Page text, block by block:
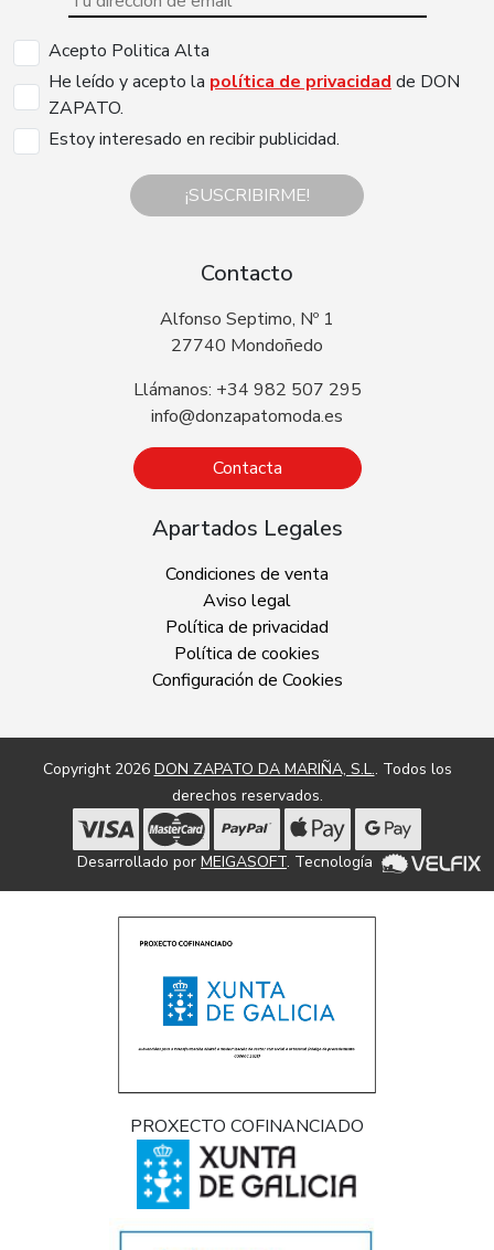
Acepto Politica Alta
He leído y acepto la política de privacidad de DON
ZAPATO.
Estoy interesado en recibir publicidad.
¡SUSCRIBIRME!
Contacto
Alfonso Septimo, Nº 1
27740 Mondoñedo
Llámanos: +34 982 507 295
info@donzapatomoda.es
Contacta
Apartados Legales
Condiciones de venta
Aviso legal
Política de privacidad
Política de cookies
Configuración de Cookies
Copyright 2026 DON ZAPATO DA MARIÑA, S.L.. Todos los
derechos reservados.
Desarrollado por MEIGASOFT. Tecnología
PROXECTO COFINANCIADO